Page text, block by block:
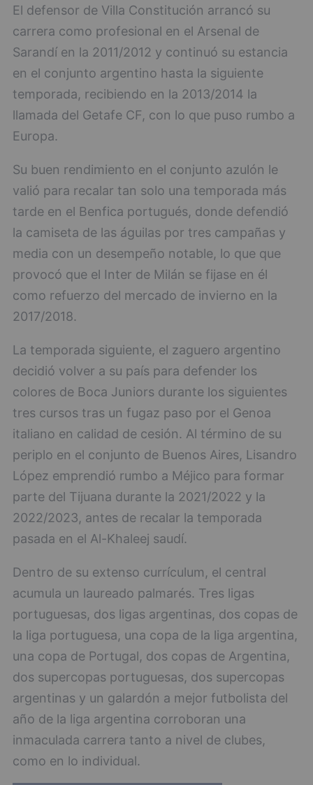
El defensor de Villa Constitución arrancó su
carrera como profesional en el Arsenal de
Sarandí en la 2011/2012 y continuó su estancia
en el conjunto argentino hasta la siguiente
temporada, recibiendo en la 2013/2014 la
llamada del Getafe CF, con lo que puso rumbo a
Europa.
Su buen rendimiento en el conjunto azulón le
valió para recalar tan solo una temporada más
tarde en el Benfica portugués, donde defendió
la camiseta de las águilas por tres campañas y
media con un desempeño notable, lo que que
provocó que el Inter de Milán se fijase en él
como refuerzo del mercado de invierno en la
2017/2018.
La temporada siguiente, el zaguero argentino
decidió volver a su país para defender los
colores de Boca Juniors durante los siguientes
tres cursos tras un fugaz paso por el Genoa
italiano en calidad de cesión. Al término de su
periplo en el conjunto de Buenos Aires, Lisandro
López emprendió rumbo a Méjico para formar
parte del Tijuana durante la 2021/2022 y la
2022/2023, antes de recalar la temporada
pasada en el Al-Khaleej saudí.
Dentro de su extenso currículum, el central
acumula un laureado palmarés. Tres ligas
portuguesas, dos ligas argentinas, dos copas de
la liga portuguesa, una copa de la liga argentina,
una copa de Portugal, dos copas de Argentina,
dos supercopas portuguesas, dos supercopas
argentinas y un galardón a mejor futbolista del
año de la liga argentina corroboran una
inmaculada carrera tanto a nivel de clubes,
como en lo individual.